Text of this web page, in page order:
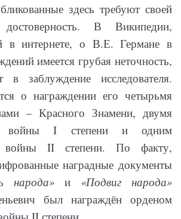
здесь требуют своей
В Википедии,
в интернете, о В.Е. Германе в
имеется грубая неточность,
в заблуждение исследователя.
о награждении его четырьмя
– Красного Знамени, двумя
войны I степени и одним
войны II степени. По факту,
наградные документы
народа» и «Подвиг народа»
был награждён орденом